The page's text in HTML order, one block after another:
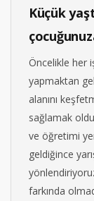
Küçük
Öncelikle her
yapmaktan
alanını
sağlamak
ve öğretimi
geldiğince
farkında